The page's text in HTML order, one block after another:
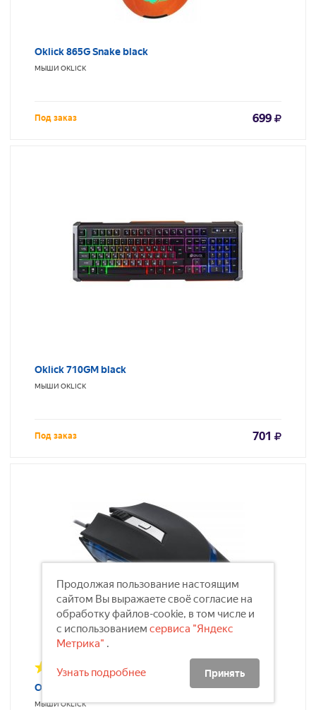
Oklick 865G Snake black
МЫШИ OKLICK
Под заказ 699
Oklick 710GM black
МЫШИ OKLICK
Под заказ 701
Oklick 715G черный
МЫШИOKLICK
Продолжая пользование настоящим
сайтом Вы выражаете своё согласие на
обработку файлов-cookie, в том числе и
с использованием сервиса "Яндекс
Метрика" .
Узнать подробнее Принять